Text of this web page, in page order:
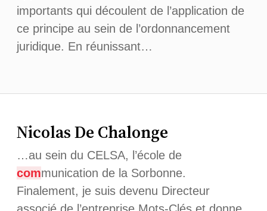
importants qui découlent de l’application de
ce principe au sein de l’ordonnancement
juridique. En réunissant…
Nicolas De Chalonge
…au sein du CELSA, l’école de
communication de la Sorbonne.
Finalement, je suis devenu Directeur